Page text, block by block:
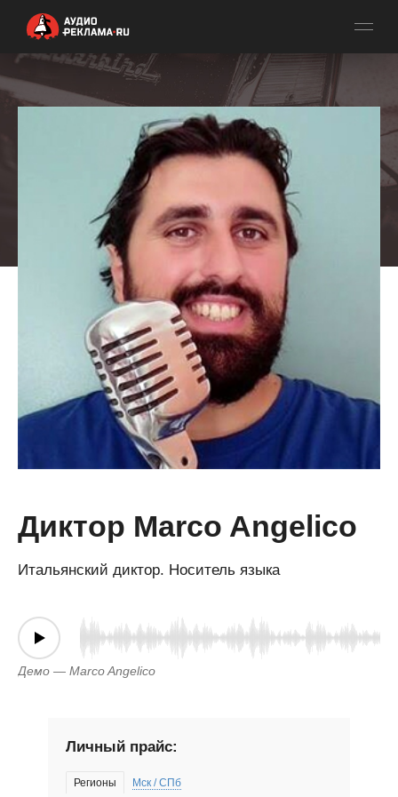
Диктор Marco Angelico
Итальянский диктор. Носитель языка
Демо — Marco Angelico
Личный прайс:
Регионы Мск / СПб